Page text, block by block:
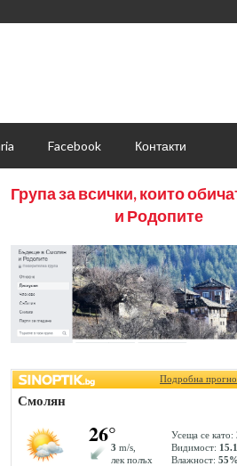
Facebook Контакти
Група за всички, които
и Родопите